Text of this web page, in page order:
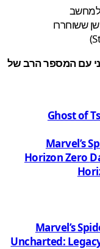
סוני עם המספר הרב של
Ghost
Horizon
Uncharted: